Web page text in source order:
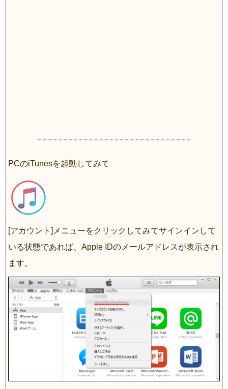
PCのiTunesを起動してみて
[アカウント]メニューをクリックしてみてサインインして
いる状態であれば、Apple IDのメールアドレスが表示され
ます。